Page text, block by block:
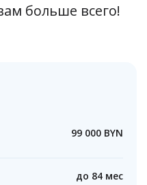
больше всего!
99 000 BYN
до 84 мес